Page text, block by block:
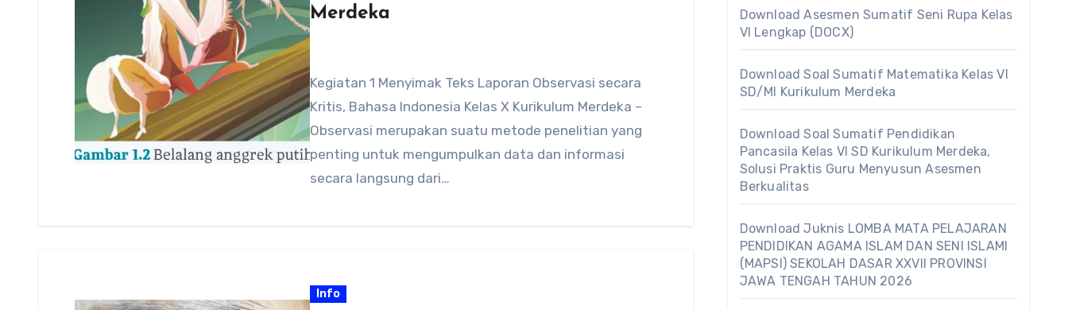
Merdeka
Kegiatan 1 Menyimak Teks Laporan Observasi secara
Kritis, Bahasa Indonesia Kelas X Kurikulum Merdeka –
Observasi merupakan suatu metode penelitian yang
penting untuk mengumpulkan data dan informasi
secara langsung dari…
Info
Download Asesmen Sumatif Seni Rupa Kelas
VI Lengkap (DOCX)
Download Soal Sumatif Matematika Kelas VI
SD/MI Kurikulum Merdeka
Download Soal Sumatif Pendidikan
Pancasila Kelas VI SD Kurikulum Merdeka,
Solusi Praktis Guru Menyusun Asesmen
Berkualitas
Download Juknis LOMBA MATA PELAJARAN
PENDIDIKAN AGAMA ISLAM DAN SENI ISLAMI
(MAPSI) SEKOLAH DASAR XXVII PROVINSI
JAWA TENGAH TAHUN 2026